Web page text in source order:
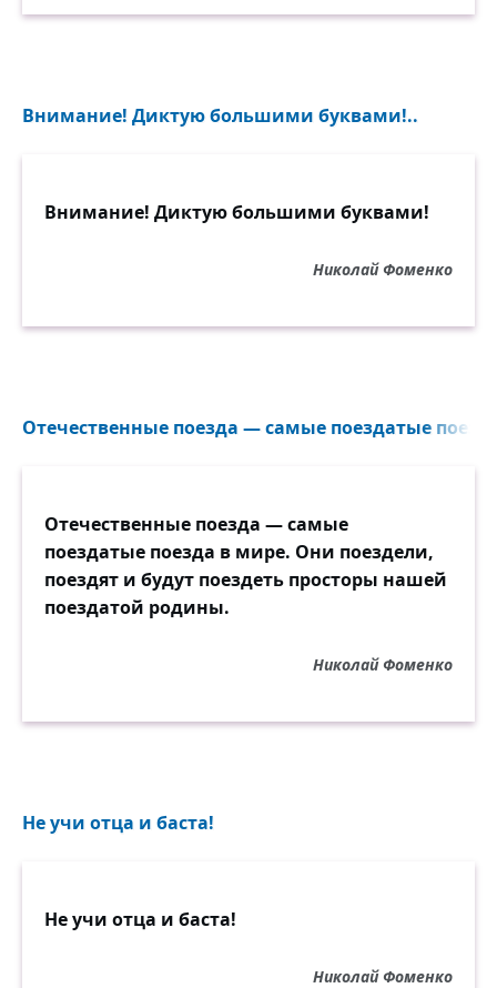
Внимание! Диктую большими буквами!..
Внимание! Диктую большими буквами!
Николай Фоменко
Отечественные поезда — самые поездатые
Отечественные поезда — самые
поездатые поезда в мире. Они поездели,
поездят и будут поездеть просторы нашей
поездатой родины.
Николай Фоменко
Не учи отца и баста!
Не учи отца и баста!
Николай Фоменко